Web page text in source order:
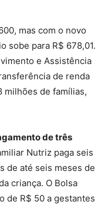
mas com o novo
sobe para R$ 678,01.
e Assistência
de renda
milhões de famílias,
de três
Nutriz paga seis
de até seis meses de
criança. O Bolsa
de R$ 50 a gestantes